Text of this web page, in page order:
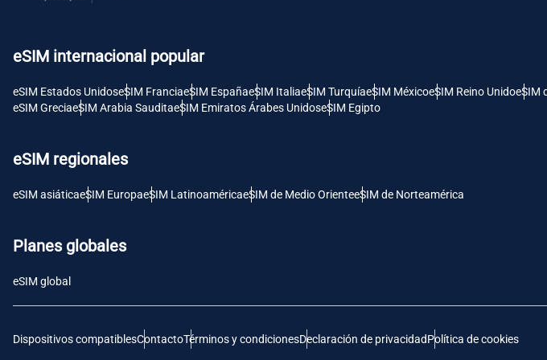
eSIM internacional popular
eSIM Estados UnidoseSIM FranciaeSIM EspañaeSIM ItaliaeSIM TurquíaeSIM MéxicoeSIM Reino UnidoeSIM
eSIM GreciaeSIM Arabia SauditaeSIM Emiratos Árabes UnidoseSIM Egipto
eSIM regionales
eSIM asiáticaeSIM EuropaeSIM LatinoaméricaeSIM de Medio OrienteeSIM de Norteamérica
Planes globales
eSIM global
Dispositivos compatiblesContactoTérminos y condicionesDeclaración de privacidadPolítica de cookies
Deutsch
Polski
THB - Baht Tailandés